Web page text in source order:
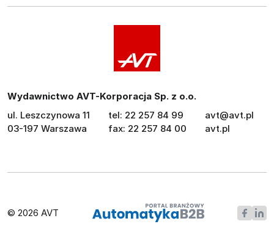
Wydawnictwo AVT-Korporacja Sp. z o.o.
ul. Leszczynowa 11
03-197 Warszawa
tel: 22 257 84 99
fax: 22 257 84 00
avt@avt.pl
avt.pl
© 2026 AVT